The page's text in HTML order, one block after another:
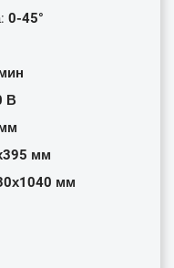
0-45°
В
мм
мм